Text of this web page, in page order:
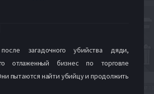
загадочного убийства дяди,
отлаженный бизнес по торговле
пытаются найти убийцу и продолжить